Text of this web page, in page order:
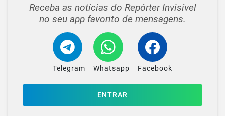
Receba as notícias do Repórter Invisível
no seu app favorito de mensagens.
Telegram Whatsapp Facebook
ENTRAR